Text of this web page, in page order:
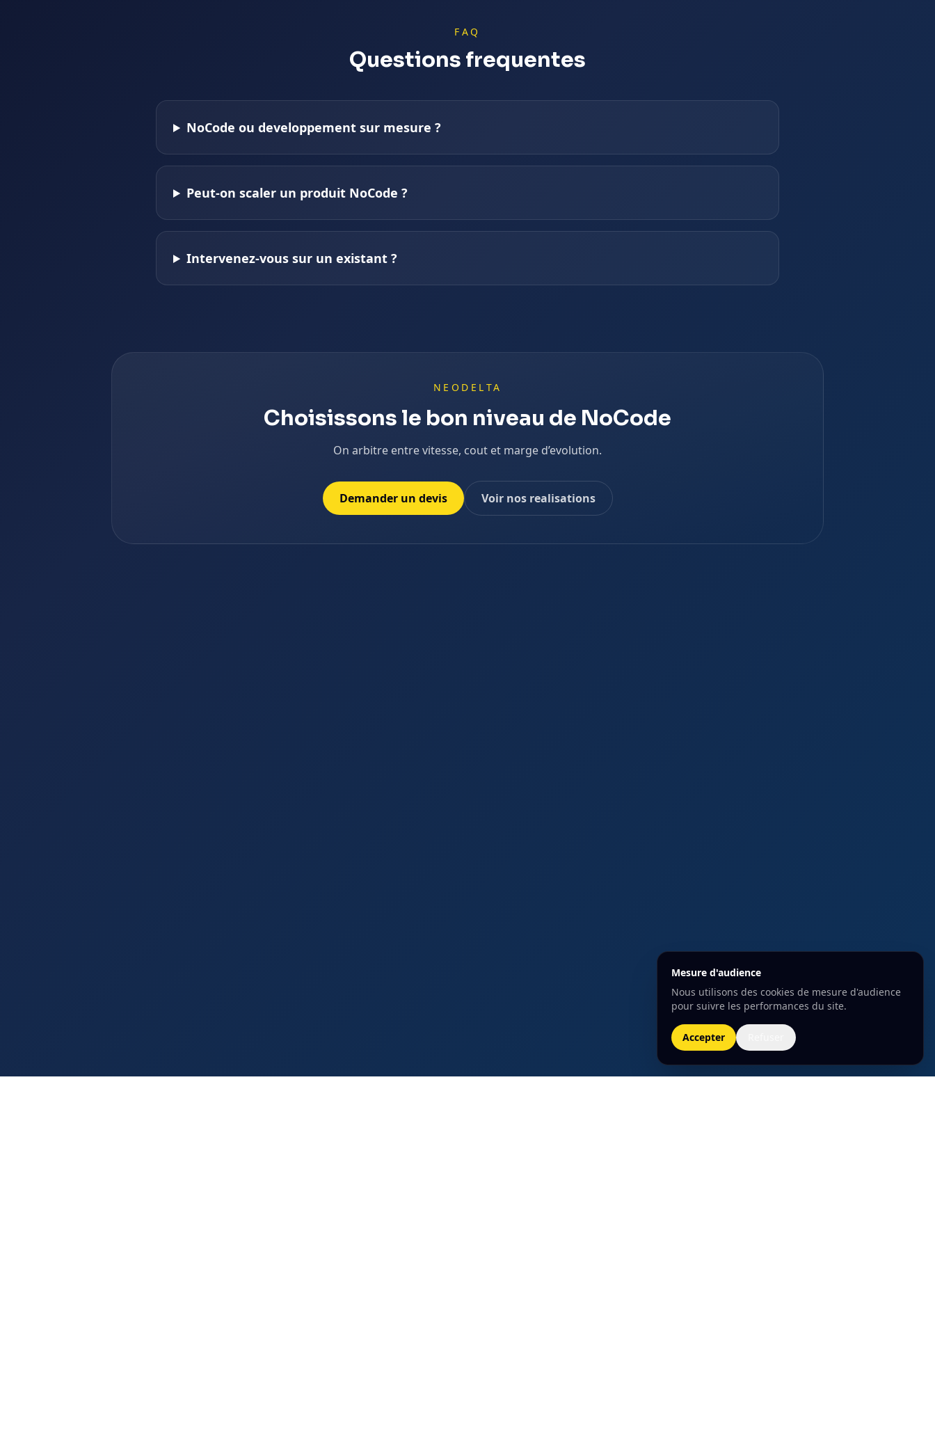
FAQ
Questions frequentes
NoCode ou developpement sur mesure ?
Peut-on scaler un produit NoCode ?
Intervenez-vous sur un existant ?
NEODELTA
Choisissons le bon niveau de NoCode
On arbitre entre vitesse, cout et marge d’evolution.
Demander un devis Voir nos realisations
Mesure d'audience
Nous utilisons des cookies de mesure d'audience
pour suivre les performances du site.
Accepter